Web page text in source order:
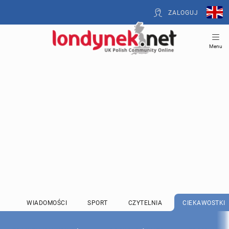
ZALOGUJ
Menu
WIADOMOŚCI SPORT CZYTELNIA CIEKAWOSTKI